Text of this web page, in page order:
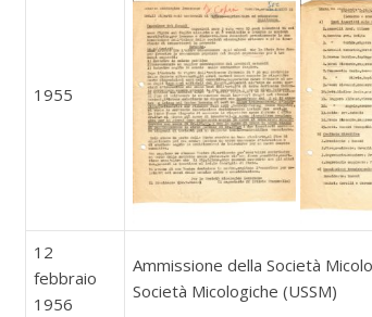
1955
12
febbraio
1956
Ammissione della Società
Società Micologiche (USSM)